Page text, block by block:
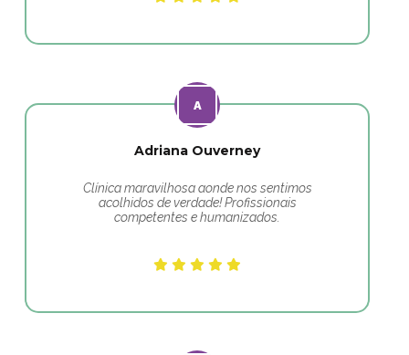
Adriana Ouverney
Clínica maravilhosa aonde nos sentimos
acolhidos de verdade! Profissionais
competentes e humanizados.